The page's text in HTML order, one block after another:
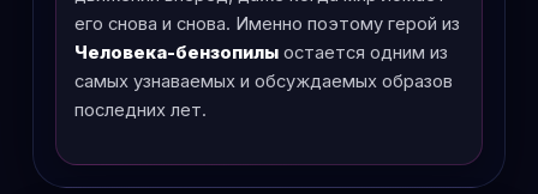
его снова и снова. Именно поэтому герой из
Человека-бензопилы остается одним из
самых узнаваемых и обсуждаемых образов
последних лет.